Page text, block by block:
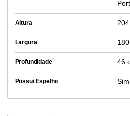
Altura
Largura
Profundidade 46
Possui Espelho Sim